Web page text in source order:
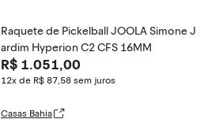
Raquete de Pickelball JOOLA Simone J
ardim Hyperion C2 CFS 16MM
R$ 1.051,00
12x de R$ 87,58 sem juros
Casas Bahia